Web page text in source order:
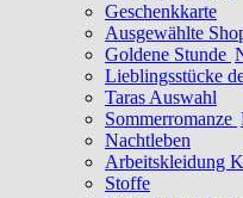
Geschenkkarte
Ausgewählte
Goldene Stunde
Lieblingsstücke
Taras Auswahl
Sommerromanze
Nachtleben
Arbeitskleidung
Stoffe